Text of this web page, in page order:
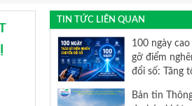
TIN TỨC LIÊN QUAN
100 ngày
gỡ điểm
đổi số: Tăng
sống
Bản tin